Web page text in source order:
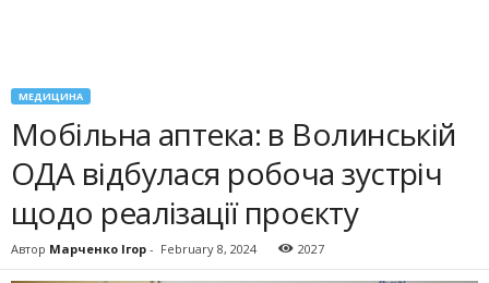
МЕДИЦИНА
Мобільна аптека: в Волинській
ОДА відбулася робоча зустріч
щодо реалізації проєкту
Автор Марченко Ігор - February 8, 2024 2027